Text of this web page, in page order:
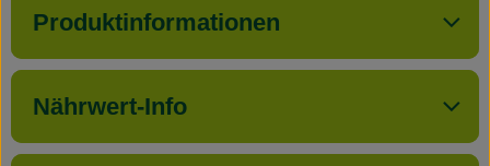
Jetzt bestellen
Produktinformationen
Nährwert-Info